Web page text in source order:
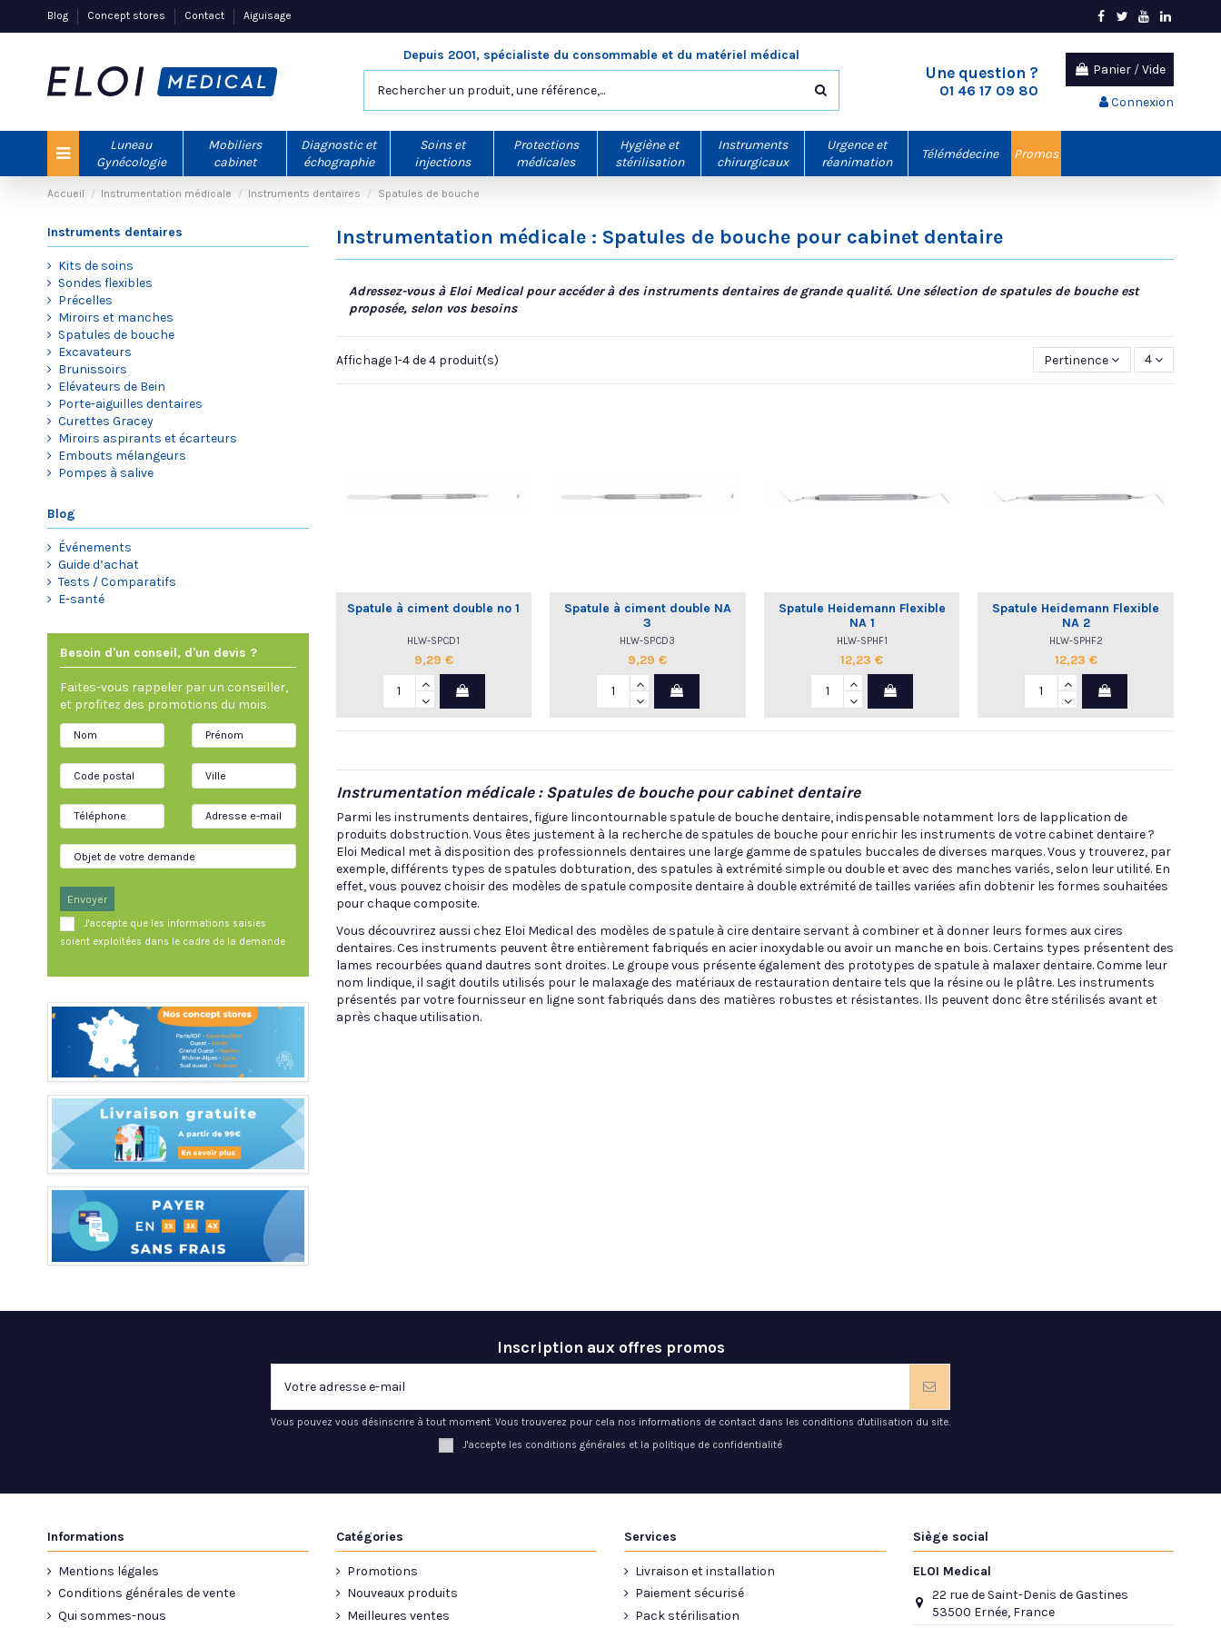
Blog Concept stores Contact Aiguisage
Depuis 2001, spécialiste du consommable et du matériel médical
Une question ?
01 46 17 09 80
Panier /Vide
Connexion
Luneau
Gynécologie
Mobiliers
cabinet
Diagnostic et
échographie
Soins et
injections
Protections
médicales
Hygiène et
stérilisation
Instruments
chirurgicaux
Urgence et
réanimation
Télémédecine Promos
Accueil Instrumentation médicale Instruments dentaires Spatules de bouche
Instrumentation médicale : Spatules de bouche pour cabinet dentaire
Adressez-vous à Eloi Medical pour accéder à des instruments dentaires de grande qualité. Une sélection de spatules de bouche est
proposée, selon vos besoins
Affichage 1-4 de 4 produit(s) Pertinence 4
Spatule à ciment double nº 1
HLW-SPCD1
9,29 €
Spatule à ciment double NA
3
HLW-SPCD3
9,29 €
Spatule Heidemann Flexible
NA 1
HLW-SPHF1
12,23 €
Spatule Heidemann Flexible
NA 2
HLW-SPHF2
12,23 €
Instrumentation médicale : Spatules de bouche pour cabinet dentaire
Parmi les instruments dentaires, figure lincontournable spatule de bouche dentaire, indispensable notamment lors de lapplication de
produits dobstruction. Vous êtes justement à la recherche de spatules de bouche pour enrichir les instruments de votre cabinet dentaire ?
Eloi Medical met à disposition des professionnels dentaires une large gamme de spatules buccales de diverses marques. Vous y trouverez, par
exemple, différents types de spatules dobturation, des spatules à extrémité simple ou double et avec des manches variés, selon leur utilité. En
effet, vous pouvez choisir des modèles de spatule composite dentaire à double extrémité de tailles variées afin dobtenir les formes souhaitées
pour chaque composite.
Vous découvrirez aussi chez Eloi Medical des modèles de spatule à cire dentaire servant à combiner et à donner leurs formes aux cires
dentaires. Ces instruments peuvent être entièrement fabriqués en acier inoxydable ou avoir un manche en bois. Certains types présentent des
lames recourbées quand dautres sont droites. Le groupe vous présente également des prototypes de spatule à malaxer dentaire. Comme leur
nom lindique, il sagit doutils utilisés pour le malaxage des matériaux de restauration dentaire tels que la résine ou le plâtre. Les instruments
présentés par votre fournisseur en ligne sont fabriqués dans des matières robustes et résistantes. Ils peuvent donc être stérilisés avant et
après chaque utilisation.
Instruments dentaires
Kits de soins
Sondes flexibles
Précelles
Miroirs et manches
Spatules de bouche
Excavateurs
Brunissoirs
Elévateurs de Bein
Porte-aiguilles dentaires
Curettes Gracey
Miroirs aspirants et écarteurs
Embouts mélangeurs
Pompes à salive
Blog
Événements
Guide d’achat
Tests / Comparatifs
E-santé
Besoin d'un conseil, d'un devis ?
Faites-vous rappeler par un conseiller,
et profitez des promotions du mois.
Envoyer
J'accepte que les informations saisies
soient exploitées dans le cadre de la demande
Inscription aux offres promos
Vous pouvez vous désinscrire à tout moment. Vous trouverez pour cela nos informations de contact dans les conditions d'utilisation du site.
J'accepte les conditions générales et la politique de confidentialité
Informations
Mentions légales
Conditions générales de vente
Qui sommes-nous
Catégories
Promotions
Nouveaux produits
Meilleures ventes
Services
Livraison et installation
Paiement sécurisé
Pack stérilisation
Siège social
ELOI Medical
22 rue de Saint-Denis de Gastines
53500 Ernée, France